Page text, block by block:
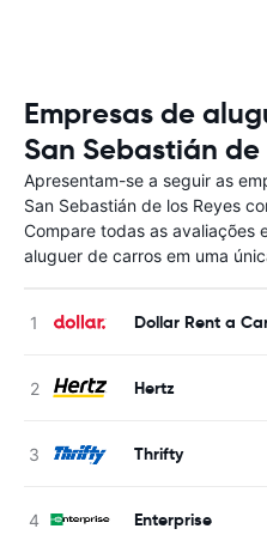
Empresas de
San Sebastián de
Apresentam-se a seguir as
San Sebastián de los Reyes
Compare todas as avaliações
aluguer de carros em uma
Dollar Rent a
Hertz
Thrifty
Enterprise